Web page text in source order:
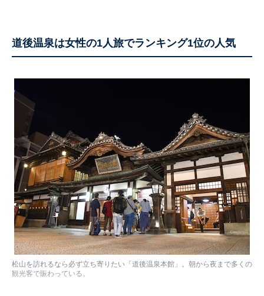
道後温泉は女性の1人旅でランキング1位の人気
松山を訪れるなら必ず立ち寄りたい「道後温泉本館」。朝から夜まで多くの
観光客で賑わっている。